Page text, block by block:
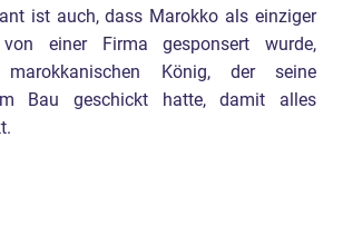
ist auch, dass Marokko als einziger
einer Firma gesponsert wurde,
König, der seine
Bau geschickt hatte, damit alles